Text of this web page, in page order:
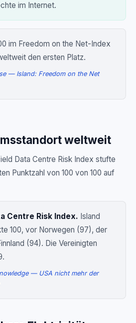
im Internet.
im Freedom on the Net-Index
den ersten Platz.
— Island: Freedom on the Net
weltweit
Data Centre Risk Index stufte
Punktzahl von 100 von 100 auf
Centre Risk Index. Island
100, vor Norwegen (97), der
(94). Die Vereinigten
— USA nicht mehr der